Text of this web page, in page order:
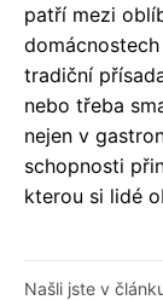
patří mezi
tradiční
nebo třeba
nejen v
schopnosti
kterou si lidé
Našli jste v